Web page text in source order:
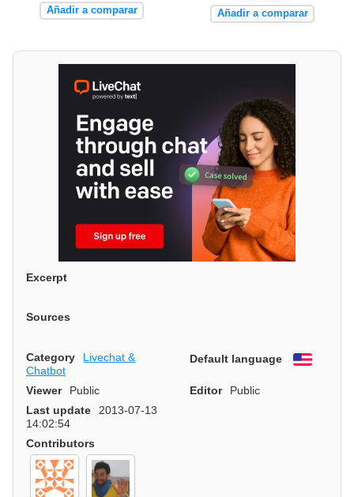
Añadir a comparar Añadir a comparar
Excerpt
Sources
Category
Livechat &
Chatbot
Default language English
Viewer Public Editor
Public
Last update
2013-07-13
14:02:54
Contributors